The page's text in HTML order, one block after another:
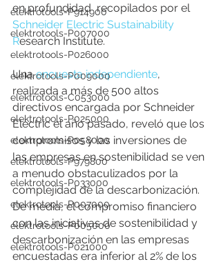
elektrotools-P914900
elektrotools-P007000
elektrotools-P026000
elektrotools-P009000
elektrotools-C053000
elektrotools-P025000
elektrotools-P058000
elektrotools-P979800
elektrotools-P033000
elektrotools-P007000
elektrotools-P005000
elektrotools-P021000
en profundidad  recopilados por el
Schneider Electric Sustainability
Research Institute.
Una encuesta independiente,
realizada a más de 500 altos
directivos encargada por Schneider
Electric el año pasado, reveló que los
compromisos y las inversiones de
las empresas en sostenibilidad se ven
a menudo obstaculizados por la
complejidad de la descarbonización.
De media, el compromiso financiero
con las iniciativas de sostenibilidad y
descarbonización en las empresas
encuestadas era inferior al 2% de los